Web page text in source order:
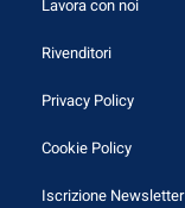
Lavora con noi
Rivenditori
Privacy Policy
Cookie Policy
Iscrizione Newsletter